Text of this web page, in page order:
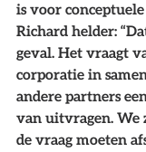
is voor
Richard helder:
geval. Het vraagt
corporatie in
andere partners
van uitvragen. We
de vraag moeten